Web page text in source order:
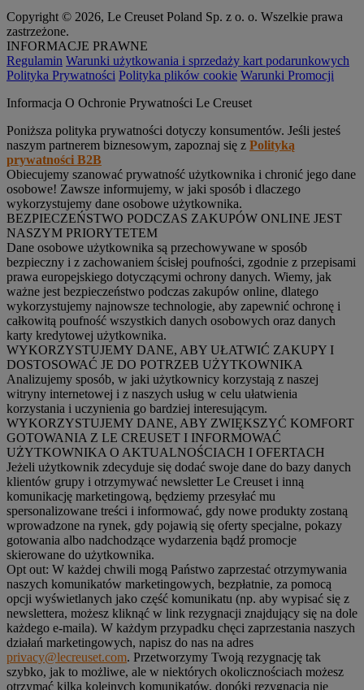
Copyright © 2026, Le Creuset Poland Sp. z o. o. Wszelkie prawa
zastrzeżone.
INFORMACJE PRAWNE
Regulamin Warunki użytkowania i sprzedaży kart podarunkowych
Polityka Prywatności Polityka plików cookie Warunki Promocji
Informacja O Ochronie Prywatności Le Creuset
Poniższa polityka prywatności dotyczy konsumentów. Jeśli jesteś
naszym partnerem biznesowym, zapoznaj się z Polityką
prywatności B2B
Obiecujemy szanować prywatność użytkownika i chronić jego dane
osobowe! Zawsze informujemy, w jaki sposób i dlaczego
wykorzystujemy dane osobowe użytkownika.
BEZPIECZEŃSTWO PODCZAS ZAKUPÓW ONLINE JEST
NASZYM PRIORYTETEM
Dane osobowe użytkownika są przechowywane w sposób
bezpieczny i z zachowaniem ścisłej poufności, zgodnie z przepisami
prawa europejskiego dotyczącymi ochrony danych. Wiemy, jak
ważne jest bezpieczeństwo podczas zakupów online, dlatego
wykorzystujemy najnowsze technologie, aby zapewnić ochronę i
całkowitą poufność wszystkich danych osobowych oraz danych
karty kredytowej użytkownika.
WYKORZYSTUJEMY DANE, ABY UŁATWIĆ ZAKUPY I
DOSTOSOWAĆ JE DO POTRZEB UŻYTKOWNIKA
Analizujemy sposób, w jaki użytkownicy korzystają z naszej
witryny internetowej i z naszych usług w celu ułatwienia
korzystania i uczynienia go bardziej interesującym.
WYKORZYSTUJEMY DANE, ABY ZWIĘKSZYĆ KOMFORT
GOTOWANIA Z LE CREUSET I INFORMOWAĆ
UŻYTKOWNIKA O AKTUALNOŚCIACH I OFERTACH
Jeżeli użytkownik zdecyduje się dodać swoje dane do bazy danych
klientów grupy i otrzymywać newsletter Le Creuset i inną
komunikację marketingową, będziemy przesyłać mu
spersonalizowane treści i informować, gdy nowe produkty zostaną
wprowadzone na rynek, gdy pojawią się oferty specjalne, pokazy
gotowania albo nadchodzące wydarzenia bądź promocje
skierowane do użytkownika.
Opt out: W każdej chwili mogą Państwo zaprzestać otrzymywania
naszych komunikatów marketingowych, bezpłatnie, za pomocą
opcji wyświetlanych jako część komunikatu (np. aby wypisać się z
newslettera, możesz kliknąć w link rezygnacji znajdujący się na dole
każdego e-maila). W każdym przypadku chęci zaprzestania naszych
działań marketingowych, napisz do nas na adres
privacy@lecreuset.com. Przetworzymy Twoją rezygnację tak
szybko, jak to możliwe, ale w niektórych okolicznościach możesz
otrzymać kilka kolejnych komunikatów, dopóki rezygnacja nie